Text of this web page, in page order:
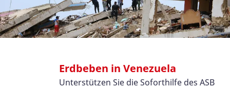
Erdbeben in Venezuela
Unterstützen Sie die Soforthilfe des ASB